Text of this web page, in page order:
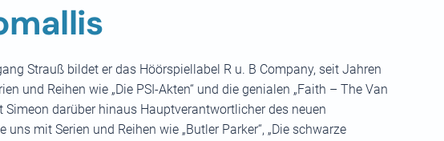
Strauß bildet er das Höörspiellabel R u. B Company, seit Jahren
und Reihen wie „Die PSI-Akten“ und die genialen „Faith – The Van
Simeon darüber hinaus Hauptverantwortlicher des neuen
mit Serien und Reihen wie „Butler Parker“, „Die schwarze